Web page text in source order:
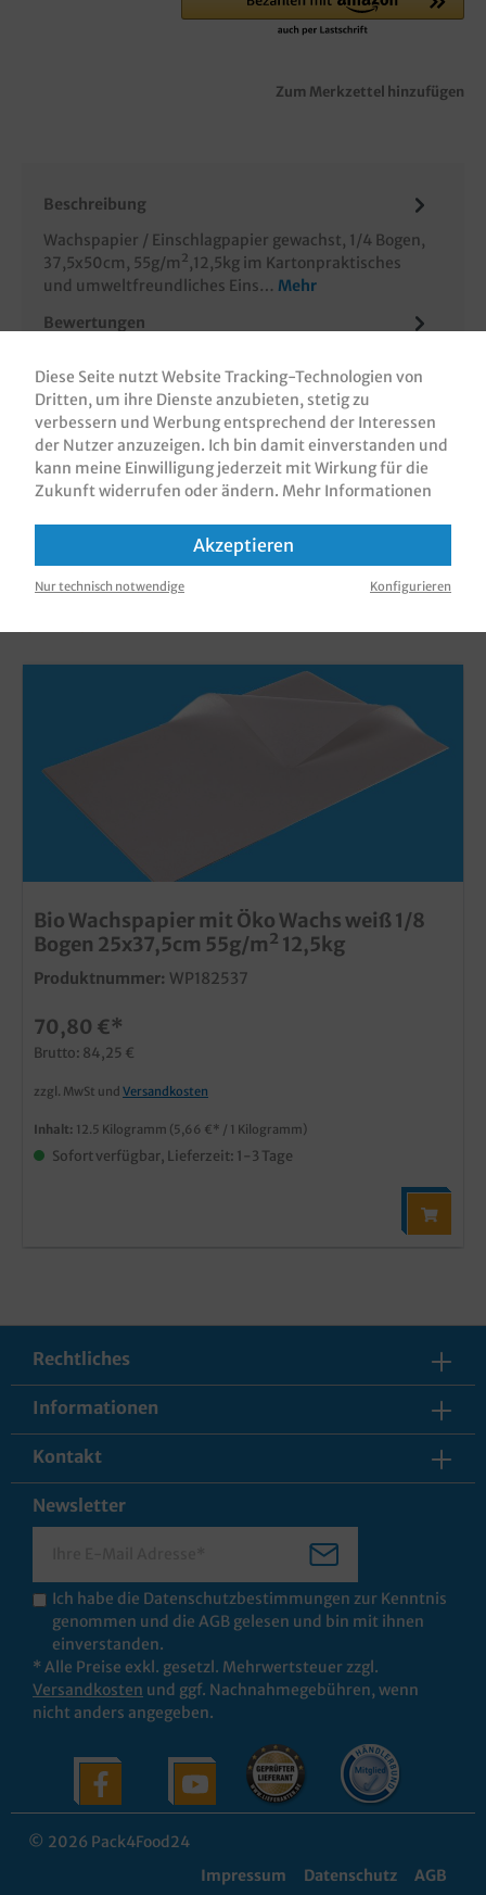
Zum Merkzettel hinzufügen
Beschreibung
Wachspapier / Einschlagpapier gewachst, 1/4 Bogen,
37,5x50cm, 55g/m²,12,5kg im Kartonpraktisches
und umweltfreundliches Eins… Mehr
Bewertungen
HABEN, HABEN AUCH DIESE PRODUKTE
Bio Wachspapier mit Öko Wachs weiß 1/8
Bogen 25x37,5cm 55g/m² 12,5kg
Produktnummer: WP182537
70,80 €*
Brutto: 84,25 €
zzgl. MwSt und Versandkosten
Inhalt: 12.5 Kilogramm (5,66 €* / 1 Kilogramm)
Sofort verfügbar, Lieferzeit: 1-3 Tage
Rechtliches
Informationen
Kontakt
Newsletter
Ich habe die Datenschutzbestimmungen zur Kenntnis
genommen und die AGB gelesen und bin mit ihnen
einverstanden.
* Alle Preise exkl. gesetzl. Mehrwertsteuer zzgl.
Versandkosten und ggf. Nachnahmegebühren, wenn
nicht anders angegeben.
© 2026 Pack4Food24
Impressum
Datenschutz AGB
Diese Seite nutzt Website Tracking-Technologien von
Dritten, um ihre Dienste anzubieten, stetig zu
verbessern und Werbung entsprechend der Interessen
der Nutzer anzuzeigen. Ich bin damit einverstanden und
kann meine Einwilligung jederzeit mit Wirkung für die
Zukunft widerrufen oder ändern. Mehr Informationen
Akzeptieren
Nur technisch notwendige Konfigurieren